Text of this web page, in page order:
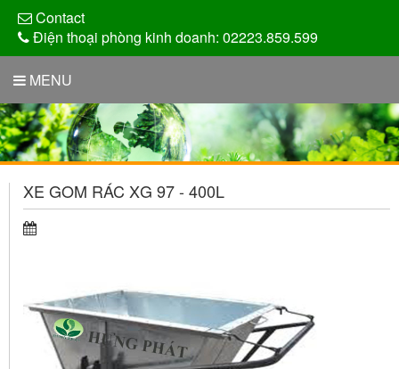
Contact
Điện thoại phòng kinh doanh: 02223.859.599
MENU
XE GOM RÁC XG 97 - 400L